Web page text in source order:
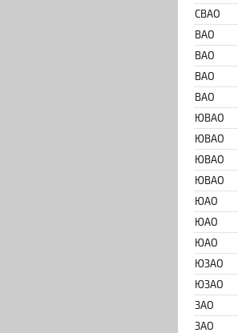
СВАО
ВАО
ВАО
ВАО
ВАО
ЮВАО
ЮВАО
ЮВАО
ЮВАО
ЮАО
ЮАО
ЮАО
ЮЗАО
ЮЗАО
ЗАО
ЗАО